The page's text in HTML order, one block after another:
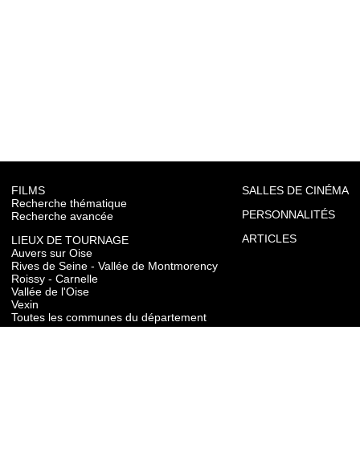
FILMS
Recherche thématique
Recherche avancée
LIEUX DE TOURNAGE
Auvers sur Oise
Rives de Seine - Vallée de Montmorency
Roissy - Carnelle
Vallée de l'Oise
Vexin
Toutes les communes du département
SALLES DE CINÉMA
PERSONNALITÉS
ARTICLES